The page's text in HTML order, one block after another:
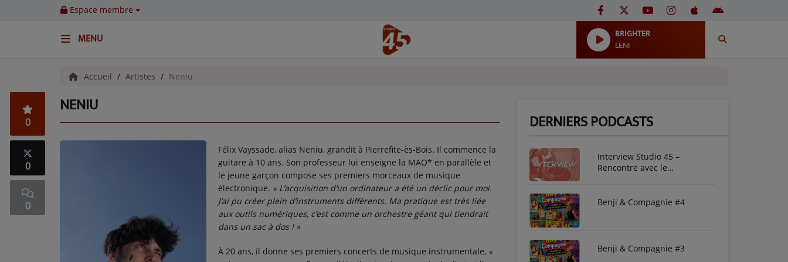
Espace membre
MENU
BRIGHTER
LENI
Emissions
BENJI & COMPAGNIE
GIEN, SA FABULEUSE HISTOIRE
GRAFFITI CINÉMA
LES ASSOCIÉS DU JOUR
LA CHRONIQUE ENVIRONNEMENTALE
LA CHRONIQUE MUSICALE
Accueil Artistes Neniu
NENIU
0
0
0
Félix Vayssade, alias Neniu, grandit à Pierrefite-ès-Bois. Il commence la
guitare à 10 ans. Son professeur lui enseigne la MAO* en parallèle et
le jeune garçon compose ses premiers morceaux de musique
électronique. « L’acquisition d’un ordinateur a été un déclic pour moi.
J’ai pu créer plein d’instruments différents. Ma pratique est très liée
aux outils numériques, c’est comme un orchestre géant qui tiendrait
dans un sac à dos ! »
À 20 ans, il donne ses premiers concerts de musique instrumentale, «
DERNIERS PODCASTS
Interview Studio 45 –
Rencontre avec le
Benji & Compagnie #4
Benji & Compagnie #3